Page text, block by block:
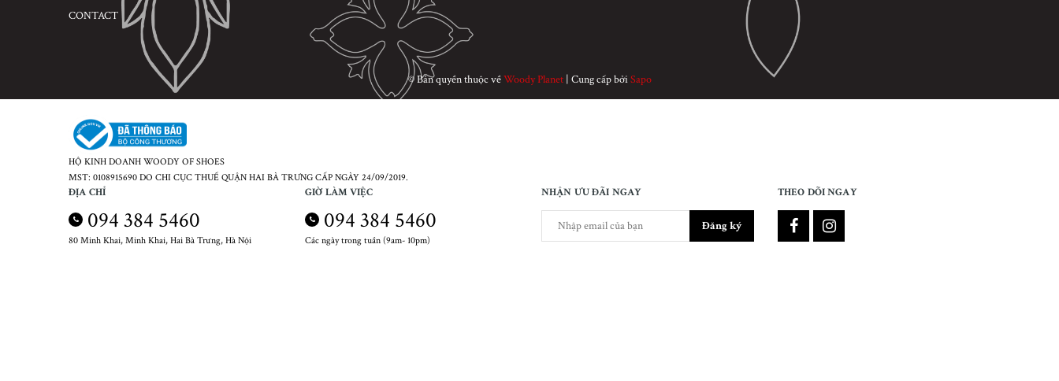
CONTACT
© Bản quyền thuộc vềWoody Planet | Cung cấp bởiSapo
HỘ KINH DOANH WOODY OF SHOES
MST: 0108915690 DO CHI CỤC THUẾ QUẬN HAI BÀ TRƯNG CẤP NGÀY 24/09/2019.
ĐỊA CHỈ
094 384 5460
80 Minh Khai, Minh Khai, Hai Bà Trưng, Hà Nội
GIỜ LÀM VIỆC
094 384 5460
Các ngày trong tuần (9am- 10pm)
NHẬN ƯU ĐÃI NGAY
Đăng ký
THEO DÕI NGAY